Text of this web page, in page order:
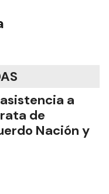
a
de
Nación y